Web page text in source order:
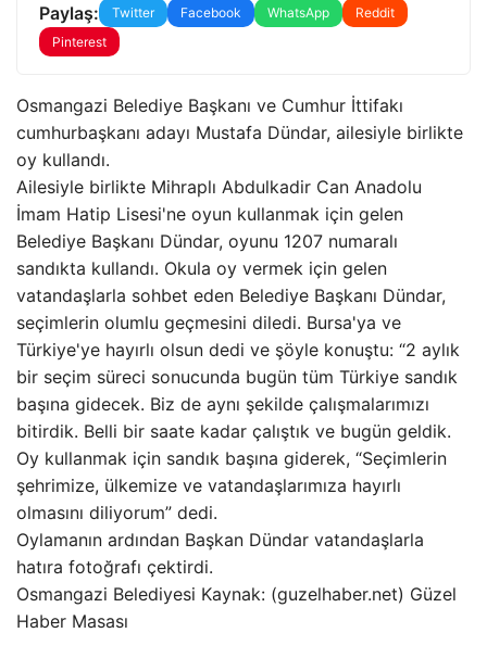
Paylaş: Twitter Facebook WhatsApp
Reddit
Pinterest
Osmangazi Belediye Başkanı ve Cumhur İttifakı
cumhurbaşkanı adayı Mustafa Dündar, ailesiyle birlikte
oy kullandı.
Ailesiyle birlikte Mihraplı Abdulkadir Can Anadolu
İmam Hatip Lisesi'ne oyun kullanmak için gelen
Belediye Başkanı Dündar, oyunu 1207 numaralı
sandıkta kullandı. Okula oy vermek için gelen
vatandaşlarla sohbet eden Belediye Başkanı Dündar,
seçimlerin olumlu geçmesini diledi. Bursa'ya ve
Türkiye'ye hayırlı olsun dedi ve şöyle konuştu: “2 aylık
bir seçim süreci sonucunda bugün tüm Türkiye sandık
başına gidecek. Biz de aynı şekilde çalışmalarımızı
bitirdik. Belli bir saate kadar çalıştık ve bugün geldik.
Oy kullanmak için sandık başına giderek, “Seçimlerin
şehrimize, ülkemize ve vatandaşlarımıza hayırlı
olmasını diliyorum” dedi.
Oylamanın ardından Başkan Dündar vatandaşlarla
hatıra fotoğrafı çektirdi.
Osmangazi Belediyesi Kaynak: (guzelhaber.net) Güzel
Haber Masası